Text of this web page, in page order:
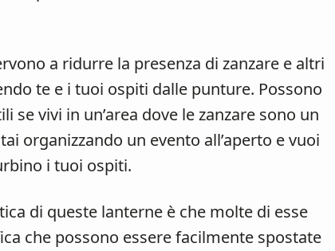
a ridurre la presenza di zanzare e altri
te e i tuoi ospiti dalle punture. Possono
se vivi in un’area dove le zanzare sono un
organizzando un evento all’aperto e vuoi
i tuoi ospiti.
di queste lanterne è che molte di esse
che possono essere facilmente spostate